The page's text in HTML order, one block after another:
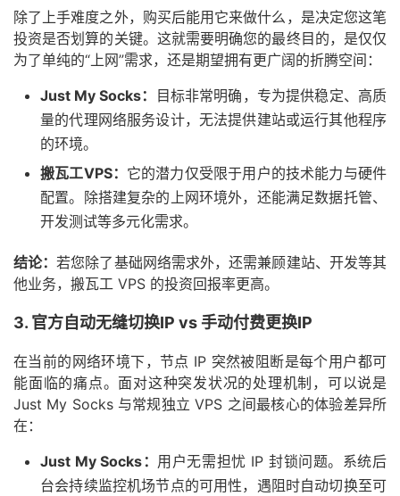
除了上手难度之外，购买后能用它来做什么，是决定您这笔
投资是否划算的关键。这就需要明确您的最终目的，是仅仅
为了单纯的“上网”需求，还是期望拥有更广阔的折腾空间：
Just My Socks：
目标非常明确，专为提供稳定、高质
量的代理网络服务设计，无法提供建站或运行其他程序
的环境。
搬瓦工VPS： 它的潜力仅受限于用户的技术能力与硬件
配置。除搭建复杂的上网环境外，还能满足数据托管、
开发测试等多元化需求。
结论：若您除了基础网络需求外，还需兼顾建站、开发等其
他业务，搬瓦工 VPS 的投资回报率更高。
3. 官方自动无缝切换IP vs 手动付费更换IP
在当前的网络环境下，节点 IP 突然被阻断是每个用户都可
能面临的痛点。面对这种突发状况的处理机制，可以说是
Just My Socks 与常规独立 VPS 之间最核心的体验差异所
在：
Just My Socks： 用户无需担忧 IP 封锁问题。系统后
台会持续监控机场节点的可用性，遇阻时自动切换至可